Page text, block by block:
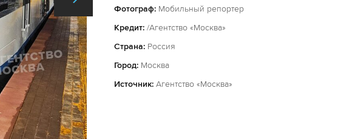
Фотограф: Мобильный репортер
Кредит: /Агентство «Москва»
Страна: Россия
Город: Москва
Источник: Агентство «Москва»